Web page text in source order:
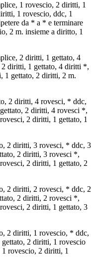
1 rovescio, 2 diritti, 1
1 rovescio, ddc, 1
da * a * e terminare
2 m. insieme a diritto, 1
2 diritti, 1 gettato, 4
diritti, 1 gettato, 4 diritti *,
1 gettato, 2 diritti, 2 m.
2 diritti, 4 rovesci, * ddc,
2 diritti, 4 rovesci *,
2 diritti, 1 gettato, 1
2 diritti, 3 rovesci, * ddc, 3
2 diritti, 3 rovesci *,
2 diritti, 1 gettato, 2
2 diritti, 2 rovesci, * ddc, 2
2 diritti, 2 rovesci *,
2 diritti, 1 gettato, 3
2 diritti, 1 rovescio, * ddc,
2 diritti, 1 rovescio
rovescio, 2 diritti, 1